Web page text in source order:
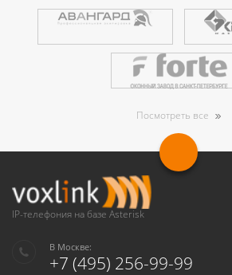
Посмотреть все
IP-телефония на базе Asterisk
В Москве:
+7 (495) 256-99-99